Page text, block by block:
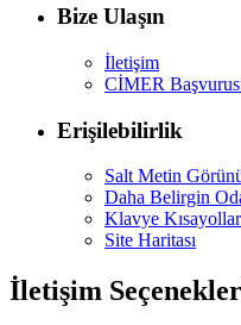
Bize Ulaşın
İletişim
CİMER
Erişilebilirlik
Salt Metin
Daha Belirgin
Klavye
Site Haritası
İletişim